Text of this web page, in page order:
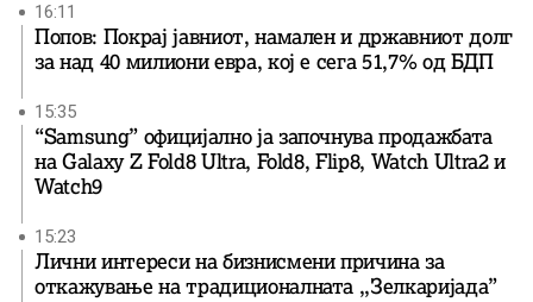
16:11
Попов: Покрај јавниот, намален и државниот долг
за над 40 милиони евра, кој e сега 51,7% од БДП
15:35
“Samsung” официјално ја започнува продажбата
на Galaxy Z Fold8 Ultra, Fold8, Flip8, Watch Ultra2 и
Watch9
15:23
Лични интереси на бизнисмени причина за
откажување на традиционалната ,,Зелкаријада”